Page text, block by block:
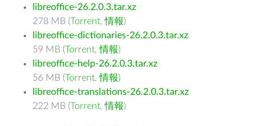
libreoffice-26.2.0.3.tar.xz
278 MB (Torrent,情報)
libreoffice-dictionaries-26.2.0.3.tar.xz
59 MB (Torrent,情報)
libreoffice-help-26.2.0.3.tar.xz
56 MB (Torrent,情報)
libreoffice-translations-26.2.0.3.tar.xz
222 MB (Torrent,情報)